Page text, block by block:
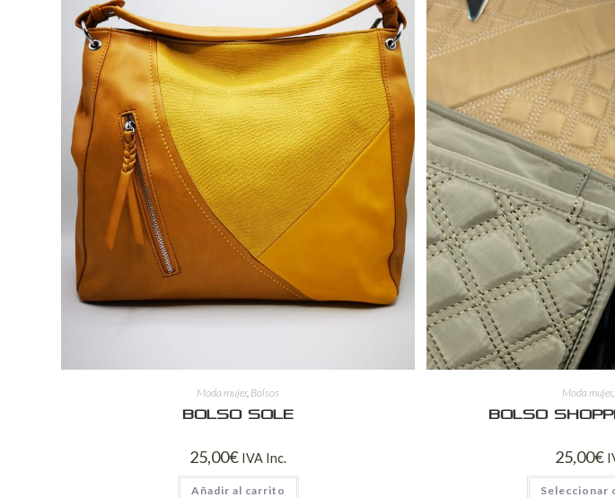
Moda mujer, Bolsos
Bolso Sole
25,00€ IVA Inc.
Añadir al carrito
Moda mujer,
Bolso
25,00€
Seleccionar